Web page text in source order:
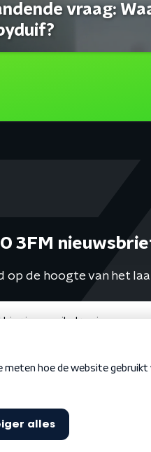
vraag:
3FM
op de hoogte van het